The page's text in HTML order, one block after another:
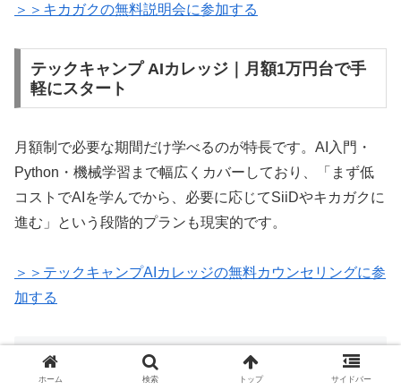
＞＞キカガクの無料説明会に参加する
テックキャンプ AIカレッジ｜月額1万円台で手
軽にスタート
月額制で必要な期間だけ学べるのが特長です。AI入門・
Python・機械学習まで幅広くカバーしており、「まず低
コストでAIを学んでから、必要に応じてSiiDやキカガクに
進む」という段階的プランも現実的です。
＞＞テックキャンプAIカレッジの無料カウンセリングに参
加する
よくある質問
ホーム 検索 トップ サイドバー